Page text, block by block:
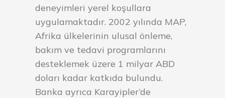
deneyimleri yerel koşullara
uygulamaktadır. 2002 yılında MAP,
Afrika ülkelerinin ulusal önleme,
bakım ve tedavi programlarını
desteklemek üzere 1 milyar ABD
doları kadar katkıda bulundu.
Banka ayrıca Karayipler’de